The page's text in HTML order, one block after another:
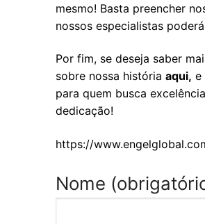
mesmo! Basta preencher
nossos especialistas
Por fim, se deseja saber
sobre nossa história aqui, e
para quem busca
dedicação!
https://
Nome